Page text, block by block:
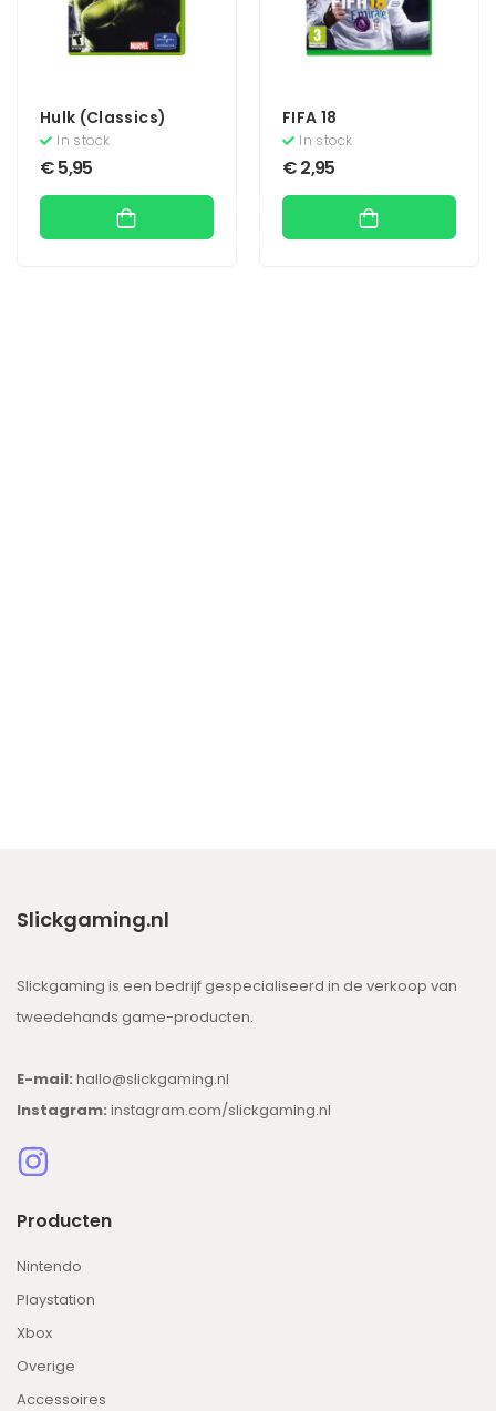
Hulk (Classics)
In stock
€5,95
FIFA 18
In stock
€2,95
Slickgaming.nl
Slickgaming is een bedrijf gespecialiseerd in de verkoop van
tweedehands game-producten.
E-mail: hallo@slickgaming.nl
Instagram: instagram.com/slickgaming.nl
Producten
Nintendo
Playstation
Xbox
Overige
Accessoires